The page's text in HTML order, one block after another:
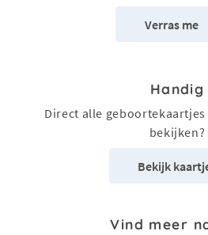
Verras me
Handig
Direct alle
bekijken?
Bekijk
Vind meer